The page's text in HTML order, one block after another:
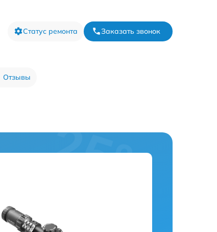
Статус ремонта Заказать звонок
Отзывы